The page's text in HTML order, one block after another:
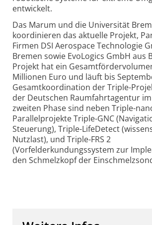
entwickelt.
Das Marum und die Universität
koordinieren das aktuelle Projekt,
Firmen DSI Aerospace Technologie
Bremen sowie EvoLogics GmbH aus
Projekt hat ein
Millionen Euro und läuft bis
Gesamtkoordination der Triple-
der Deutschen Raumfahrtagentur im
zweiten Phase sind neben Triple-
Parallelprojekte Triple-GNC
Steuerung), Triple-LifeDetect
Nutzlast), und Triple-FRS 2
(Vorfelderkundungssystem zur
den Schmelzkopf der